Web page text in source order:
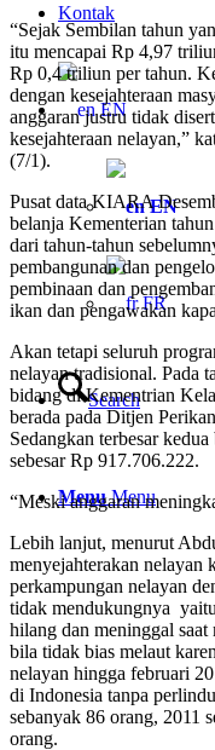
Kontak
EN
EN
FR
Search
Menu Menu
“Sejak Sembilan tahun
itu mencapai Rp 4,97
Rp 0,4 triliun per tahun.
dengan kesejahteraan
anggaran justru tidak
kesejahteraan nelayan,”
(7/1).
Pusat data KIARA
belanja Kementerian
dari tahun-tahun
pembangunan dan
pembinaan dan
ikan dan pengawakan
Akan tetapi seluruh
nelayan tradisional. Pada
bidang di Kementrian
berada pada Ditjen
Sedangkan terbesar
sebesar Rp 917.706.222.
“Meski anggaran
Lebih lanjut, menurut
menyejahterakan nelayan
perkampungan nelayan
tidak mendukungnya
hilang dan meninggal
bila tidak bias melaut
nelayan hingga februari
di Indonesia tanpa
sebanyak 86 orang, 2011
orang.